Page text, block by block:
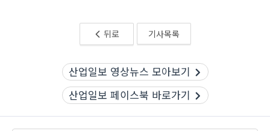
뒤로 기사목록
산업일보 영상뉴스 모아보기
산업일보 페이스북 바로가기